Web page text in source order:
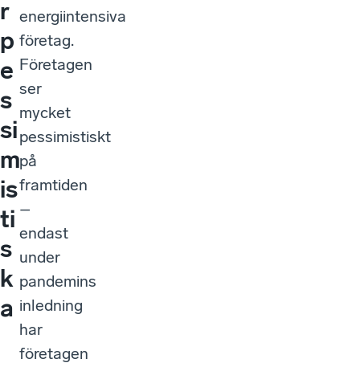
r
p
e
s
si
m
is
ti
s
k
a
energiintensiva
företag.
Företagen
ser
mycket
pessimistiskt
på
framtiden
–
endast
under
pandemins
inledning
har
företagen